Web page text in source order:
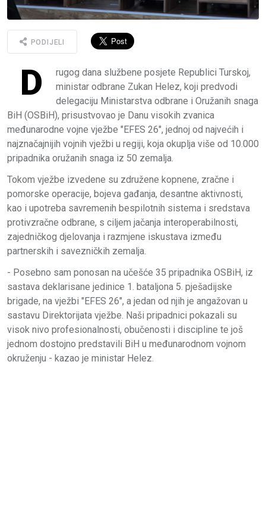
PODIJELI
D
rugog dana službene posjete Republici Turskoj,
ministar odbrane Zukan Helez, koji predvodi
delegaciju Ministarstva odbrane i Oružanih snaga
BiH (OSBiH), prisustvovao je Danu visokih zvanica
međunarodne vojne vježbe "EFES 26", jednoj od najvećih i
najznačajnijih vojnih vježbi u regiji, koja okuplja više od 10.000
pripadnika oružanih snaga iz 50 zemalja.
Tokom vježbe izvedene su združene kopnene, zračne i
pomorske operacije, bojeva gađanja, desantne aktivnosti,
kao i upotreba savremenih bespilotnih sistema i sredstava
protivzračne odbrane, s ciljem jačanja interoperabilnosti,
zajedničkog djelovanja i razmjene iskustava između
partnerskih i savezničkih zemalja.
- Posebno sam ponosan na učešće 35 pripadnika OSBiH, iz
sastava deklarisane jedinice 1. bataljona 5. pješadijske
brigade, na vježbi "EFES 26", a jedan od njih je angažovan u
sastavu Direktorijata vježbe. Naši pripadnici pokazali su
visok nivo profesionalnosti, obučenosti i discipline te još
jednom dostojno predstavili BiH u međunarodnom vojnom
okruženju - kazao je ministar Helez.